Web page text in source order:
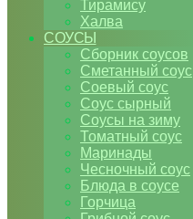
Тирамису
Халва
СОУСЫ
Сборник соусов
Сметанный соус
Соевый соус
Соус сырный
Соусы на зиму
Томатный соус
Маринады
Чесночный соус
Блюда в соусе
Горчица